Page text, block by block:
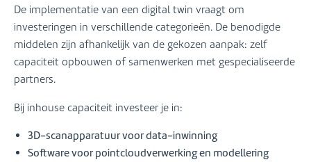
De implementatie van een digital twin vraagt om
investeringen in verschillende categorieën. De benodigde
middelen zijn afhankelijk van de gekozen aanpak: zelf
capaciteit opbouwen of samenwerken met gespecialiseerde
partners.
Bij inhouse capaciteit investeer je in:
3D-scanapparatuur voor data-inwinning
Software voor pointcloudverwerking en modellering